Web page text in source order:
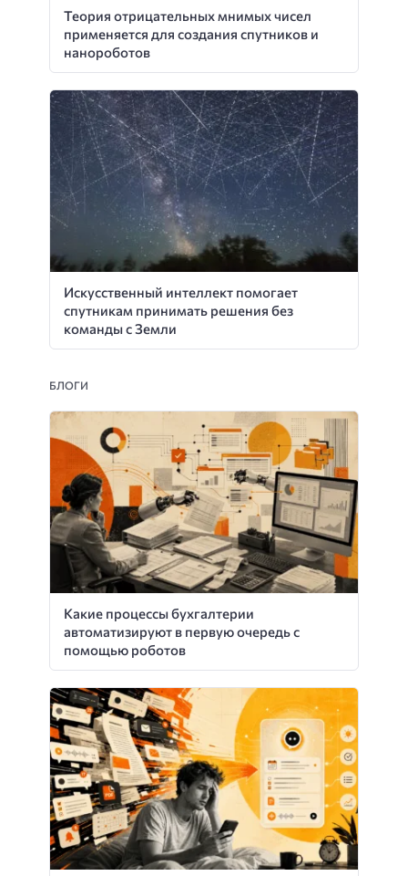
Теория отрицательных мнимых чисел
применяется для создания спутников и
нанороботов
Искусственный интеллект помогает
спутникам принимать решения без
команды с Земли
БЛОГИ
Какие процессы бухгалтерии
автоматизируют в первую очередь с
помощью роботов